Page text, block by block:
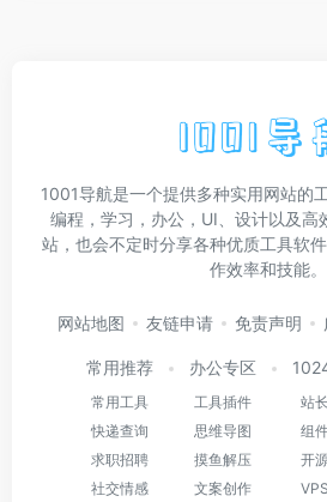
1001导航是一个提供多种实用网站的
编程，学习，办公，UI、设计以及高
站，也会不定时分享各种优质工具软
作效率和技能。
网站地图 友链申请 免责声明
常用推荐
常用工具
快递查询
求职招聘
社交情感
办公专区
工具插件
思维导图
摸鱼解压
文案创作
站
组
开